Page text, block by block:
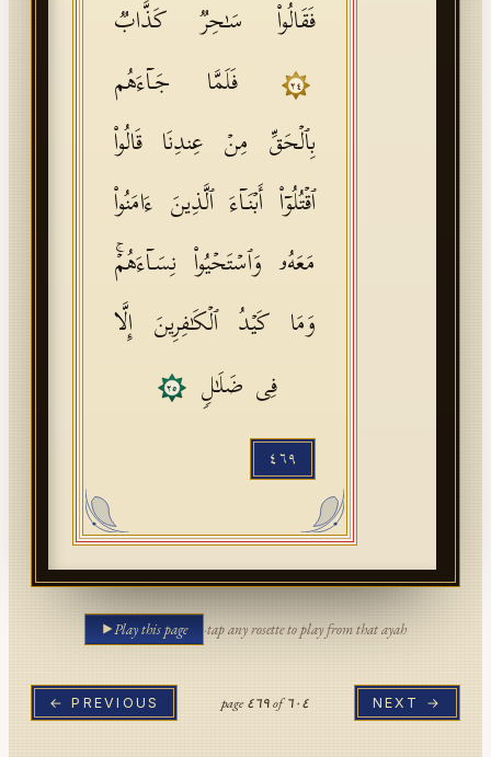
فَقَالُوا۟ سَـٰحِرࣱ كَذَّابࣱ
٢٤
فَلَمَّا جَاۤءَهُم
بِٱلۡحَقِّ مِنۡ عِندِنَا قَالُوا۟
ٱقۡتُلُوۤا۟ أَبۡنَاۤءَ ٱلَّذِینَ ءَامَنُوا۟
مَعَهُۥ وَٱسۡتَحۡیُوا۟ نِسَاۤءَهُمۡۚ
وَمَا كَیۡدُ ٱلۡكَـٰفِرِینَ إِلَّا
فِی ضَلَـٰلࣲ
٢٥
٤٦٩
Play this page ·tap any rosette to play from that ayah
← PREVIOUS page٤٦٩of٦٠٤ NEXT →